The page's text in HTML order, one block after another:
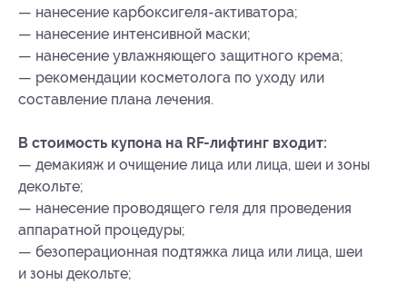
— нанесение карбоксигеля-активатора;
— нанесение интенсивной маски;
— нанесение увлажняющего защитного крема;
— рекомендации косметолога по уходу или
составление плана лечения.
В стоимость купона на RF-лифтинг входит:
— демакияж и очищение лица или лица, шеи и зоны
декольте;
— нанесение проводящего геля для проведения
аппаратной процедуры;
— безоперационная подтяжка лица или лица, шеи
и зоны декольте;